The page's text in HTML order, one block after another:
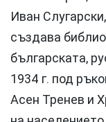
Иван
създава
българската,
1934 г. под
Асен Тренев и